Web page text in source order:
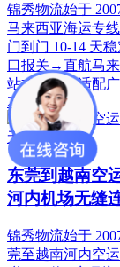
锦秀物流始于
马来西亚海运专
门到门 10-14 天
口报关→直航马
站式服务，适配
2026-02-04
东莞到越南空
河内机场无缝
锦秀物流始于
莞至越南河内空